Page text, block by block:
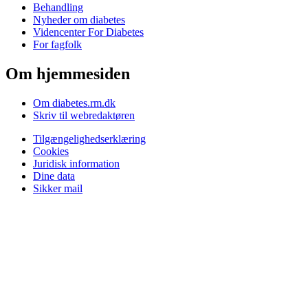
Behandling
Nyheder om diabetes
Videncenter For Diabetes
For fagfolk
Om hjemmesiden
Om diabetes.rm.dk
Skriv til webredaktøren
Tilgængelighedserklæring
Cookies
Juridisk information
Dine data
Sikker mail